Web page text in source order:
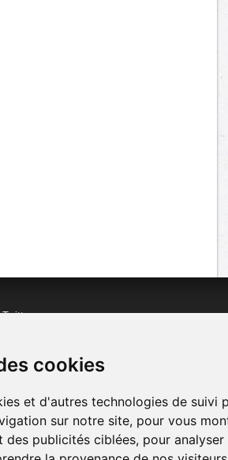
cookies
et d'autres technologies de suivi
sur notre site, pour vous
des publicités ciblées, pour
Twitter
YouTube